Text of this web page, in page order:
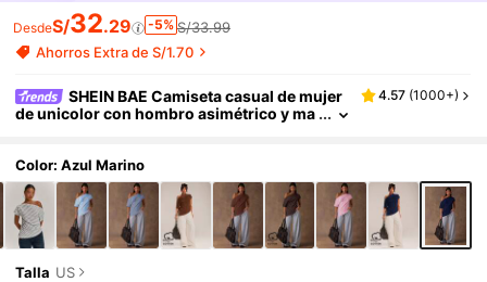
DesdeS/32.29 -5% S/33.99
Ahorros Extra de S/1.70
SHEIN BAE Camiseta casual de mujer
de unicolor con hombro asimétrico y ma
4.57 (1000+)
Color: Azul Marino
Talla US